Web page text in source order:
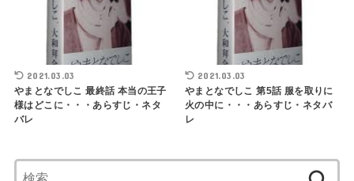
2021.03.03
やまとなでしこ 最終話 本当の王子
様はどこに・・・あらすじ・ネタ
バレ
2021.03.03
やまとなでしこ 第5話 服を取りに
火の中に・・・あらすじ・ネタバ
レ